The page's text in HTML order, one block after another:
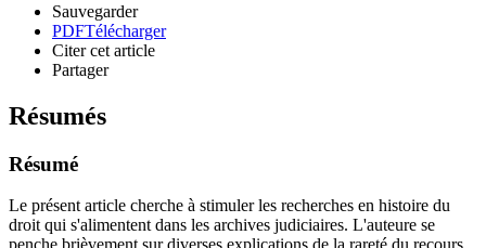
Sauvegarder
PDFTélécharger
Citer cet article
Partager
Résumés
Résumé
Le présent article cherche à stimuler les recherches en histoire du
droit qui s'alimentent dans les archives judiciaires. L'auteure se